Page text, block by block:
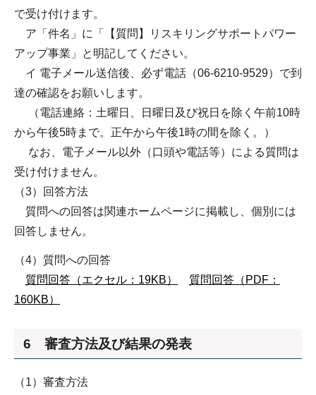
で受け付けます。
ア「件名」に「【質問】リスキリングサポートパワー
アップ事業」と明記してください。
イ 電子メール送信後、必ず電話（06-6210-9529）で到
達の確認をお願いします。
（電話連絡：土曜日、日曜日及び祝日を除く午前10時
から午後5時まで。正午から午後1時の間を除く。）
なお、電子メール以外（口頭や電話等）による質問は
受け付けません。
（3）回答方法
質問への回答は関連ホームページに掲載し、個別には
回答しません。
（4）質問への回答
質問回答（エクセル：19KB）
質問回答（PDF：
160KB）
6 審査方法及び結果の発表
（1）審査方法